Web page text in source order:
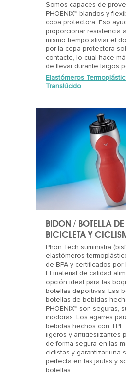
Somos capaces de
PHOENIX™ blandos y
copa protectora. Eso
proporcionar resistencia
mismo tiempo aliviar el
por la copa protectora
contacto, lo cual hace
de llevar durante largos
Elastómeros
Translúcido
BIDON / BOTELLA
BICICLETA Y
Phon Tech suministra
elastómeros
de BPA y certificados por
El material de calidad
opción ideal para las
botellas deportivas. Las
botellas de bebidas
PHOENIX™ son seguras,
inodoras. Los agarres
bebidas hechos con TPE
ligeros y antideslizantes
de forma segura en las
ciclistas y garantizar una
perfecta en las jaulas y
botellas.